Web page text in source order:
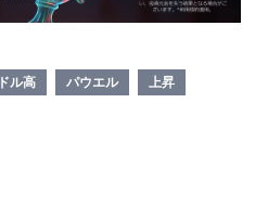
ドル高 パウエル
上昇